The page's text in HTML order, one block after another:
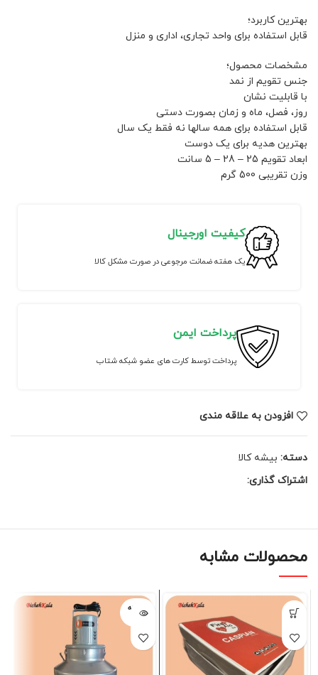
بهترین کاربرد؛
قابل استفاده برای واحد تجاری، اداری و منزل
مشخصات محصول؛
جنس تقویم از نمد
با قابلیت نشان
روز، فصل، ماه و زمان بصورت دستی
قابل استفاده برای همه سالها نه فقط یک سال
بهترین هدیه برای یک دوست
ابعاد تقویم 25 – 28 – 5 سانت
وزن تقریبی 500 گرم
کیفیت اورجینال
یک هفته ضمانت مرجوعی در صورت مشکل کالا
پرداخت ایمن
پرداخت توسط کارت های عضو شبکه شتاب
افزودن به علاقه مندی
دسته: بیشه کالا
اشتراک گذاری:
محصولات مشابه
فروخته
شده